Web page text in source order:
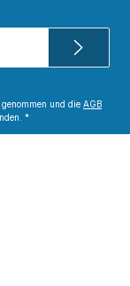
und die AGB
*